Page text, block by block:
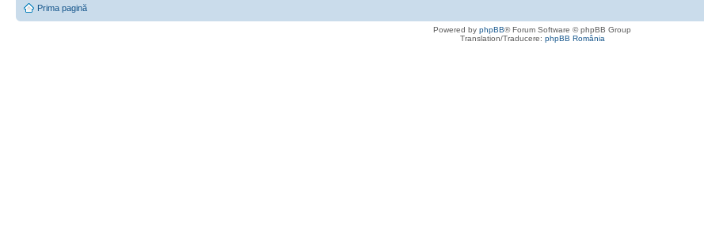
Prima pagină
Powered by phpBB® Forum Software © phpBB Group
Translation/Traducere: phpBB România